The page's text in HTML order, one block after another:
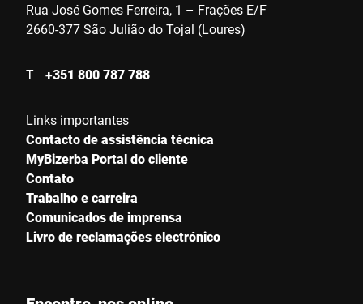
Rua José Gomes Ferreira, 1 – Frações E/F
2660-377 São Julião do Tojal (Loures)
T +351 800 787 788
Links importantes
Contacto de assistência técnica
MyBizerba Portal do cliente
Contato
Trabalho e carreira
Comunicados de imprensa
Livro de reclamações electrónico